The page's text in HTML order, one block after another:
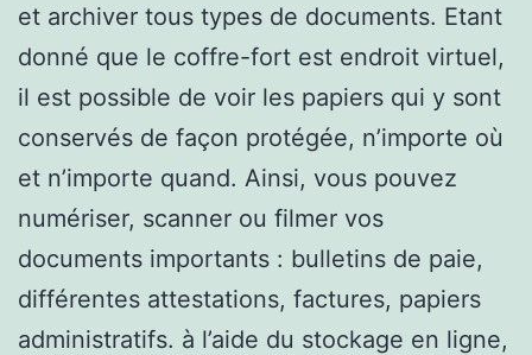
et archiver tous types de documents. Etant
donné que le coffre-fort est endroit virtuel,
il est possible de voir les papiers qui y sont
conservés de façon protégée, n’importe où
et n’importe quand. Ainsi, vous pouvez
numériser, scanner ou filmer vos
documents importants : bulletins de paie,
différentes attestations, factures, papiers
administratifs. à l’aide du stockage en ligne,